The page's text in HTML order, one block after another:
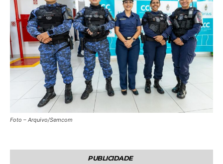
Foto – Arquivo/Semcom
PUBLICIDADE